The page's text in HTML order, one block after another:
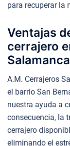
para recuperar la
Ventajas
cerrajero
A.M. Cerrajeros
el barrio San
nuestra ayuda a
consecuencia, la
cerrajero
eliminando el